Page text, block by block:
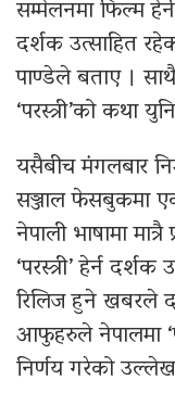
सम्मेलनमा फिल्म
दर्शक उत्साहित
पाण्डेले बताए ।
‘परस्त्री’को कथा
यसैबीच मंगलबार
सञ्जाल फेसबुकमा
नेपाली भाषामा
‘परस्त्री’ हेर्न
रिलिज हुने खबरले
आफुहरुले नेपालमा
निर्णय गरेको